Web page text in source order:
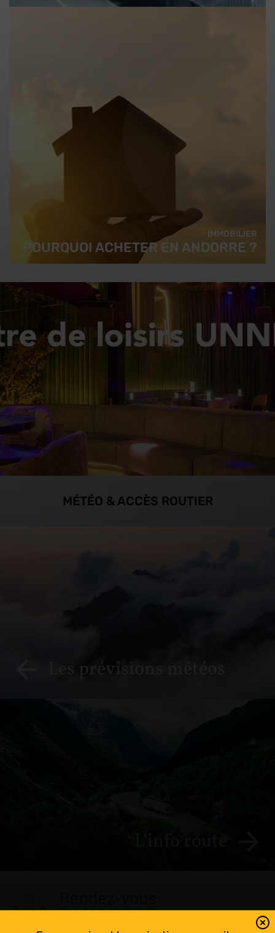
IMMOBILIER
POURQUOI ACHETER EN ANDORRE ?
MÉTÉO & ACCÈS ROUTIER
Les prévisions météos